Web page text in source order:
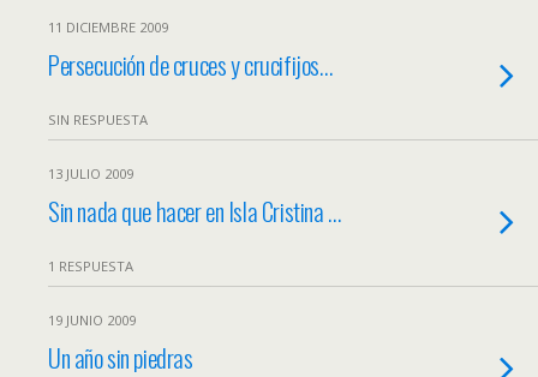
11 DICIEMBRE 2009
Persecución de cruces y crucifijos…
SIN RESPUESTA
13 JULIO 2009
Sin nada que hacer en Isla Cristina …
1 RESPUESTA
19 JUNIO 2009
Un año sin piedras